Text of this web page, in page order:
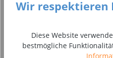
Wir respektieren
Diese Website
bestmögliche